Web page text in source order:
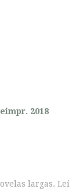
2018
largas. Leí